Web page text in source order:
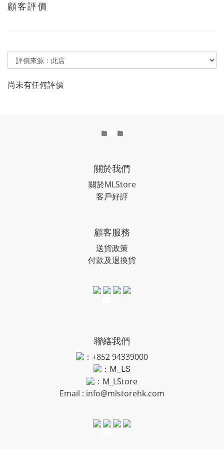
顧客評價
尚未有任何評價
關於我們
關於MLStore
客戶好評
顧客服務
送貨政策
付款及退換貨
聯絡我們
：+852 94339000
： M_LS
：M_LStore
Email : info@mlstorehk.com